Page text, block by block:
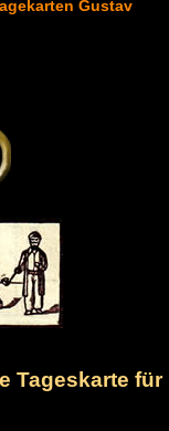
Gustav
Tageskarte für